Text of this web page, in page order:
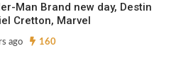
Man Brand new day, Destin
Cretton, Marvel
ago 160